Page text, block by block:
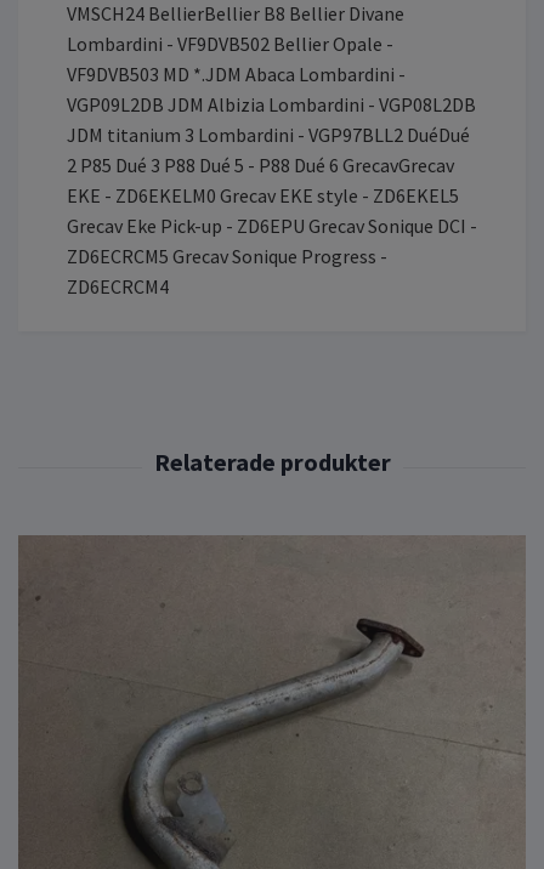
VMSCH24 BellierBellier B8 Bellier Divane
Lombardini - VF9DVB502 Bellier Opale -
VF9DVB503 MD *.JDM Abaca Lombardini -
VGP09L2DB JDM Albizia Lombardini - VGP08L2DB
JDM titanium 3 Lombardini - VGP97BLL2 DuéDué
2 P85 Dué 3 P88 Dué 5 - P88 Dué 6 GrecavGrecav
EKE - ZD6EKELM0 Grecav EKE style - ZD6EKEL5
Grecav Eke Pick-up - ZD6EPU Grecav Sonique DCI -
ZD6ECRCM5 Grecav Sonique Progress -
ZD6ECRCM4